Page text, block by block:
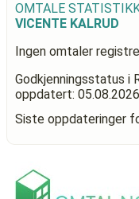
OMTALE
VICENTE KALRUD
Ingen omtaler
Godkjenningsstatus i
oppdatert: 05.08.2026
Siste oppdateringer